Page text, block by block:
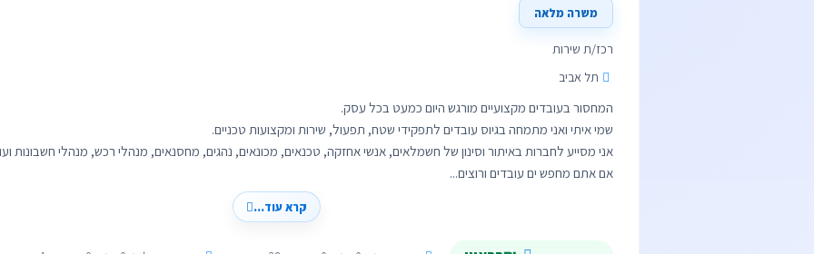
משרה מלאה
רכז/ת שירות
תל אביב
אם אתם מחפש ים עובדים ורוצים...
קרא עוד...